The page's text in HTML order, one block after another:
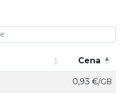
Cena
Cena
0,93 €/GB